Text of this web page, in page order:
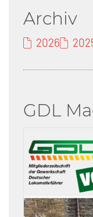
Archiv
2026
GDL